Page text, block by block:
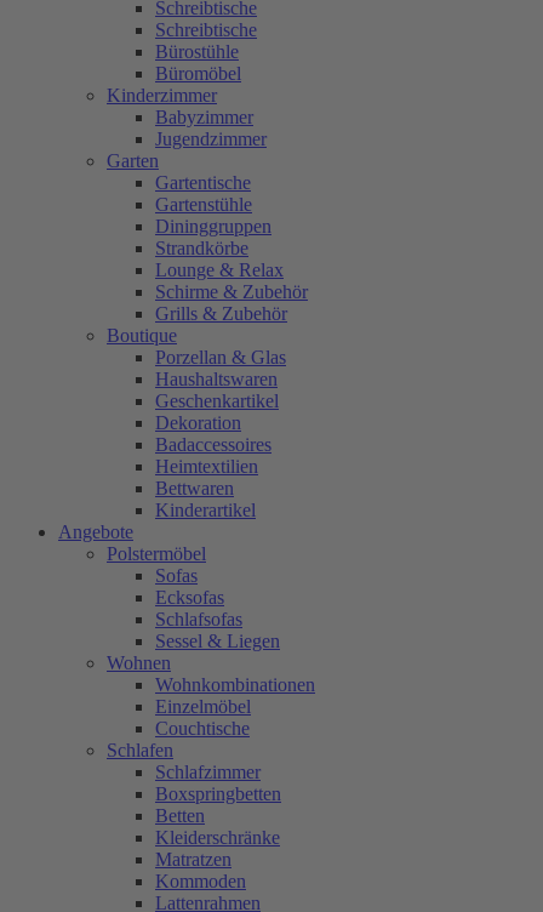
Schreibtische
Schreibtische
Bürostühle
Büromöbel
Kinderzimmer
Babyzimmer
Jugendzimmer
Garten
Gartentische
Gartenstühle
Dininggruppen
Strandkörbe
Lounge & Relax
Schirme & Zubehör
Grills & Zubehör
Boutique
Porzellan & Glas
Haushaltswaren
Geschenkartikel
Dekoration
Badaccessoires
Heimtextilien
Bettwaren
Kinderartikel
Angebote
Polstermöbel
Sofas
Ecksofas
Schlafsofas
Sessel & Liegen
Wohnen
Wohnkombinationen
Einzelmöbel
Couchtische
Schlafen
Schlafzimmer
Boxspringbetten
Betten
Kleiderschränke
Matratzen
Kommoden
Lattenrahmen